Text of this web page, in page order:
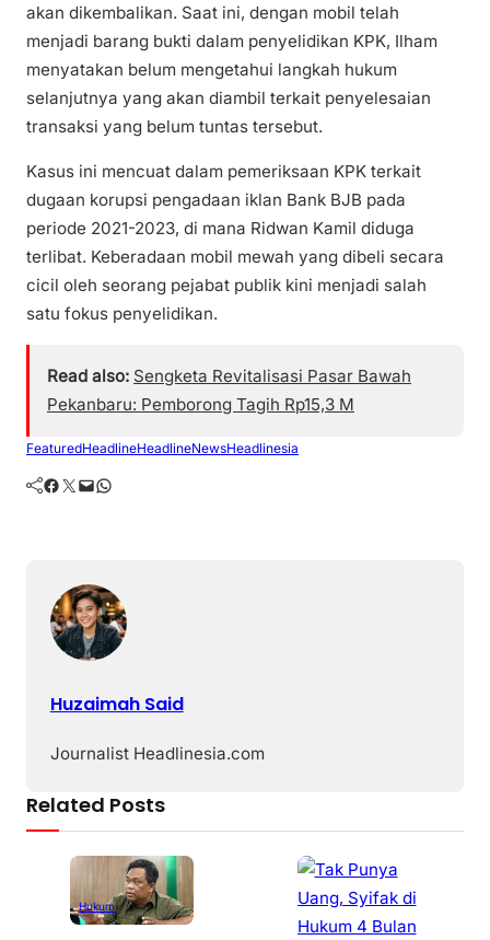
akan dikembalikan. Saat ini, dengan mobil telah
menjadi barang bukti dalam penyelidikan KPK, Ilham
menyatakan belum mengetahui langkah hukum
selanjutnya yang akan diambil terkait penyelesaian
transaksi yang belum tuntas tersebut.
Kasus ini mencuat dalam pemeriksaan KPK terkait
dugaan korupsi pengadaan iklan Bank BJB pada
periode 2021-2023, di mana Ridwan Kamil diduga
terlibat. Keberadaan mobil mewah yang dibeli secara
cicil oleh seorang pejabat publik kini menjadi salah
satu fokus penyelidikan.
Read also: Sengketa Revitalisasi Pasar Bawah
Pekanbaru: Pemborong Tagih Rp15,3 M
FeaturedHeadlineHeadlineNewsHeadlinesia
Facebook Twitter Mail WhatsApp
Huzaimah Said
Journalist Headlinesia.com
Related Posts
Hukum